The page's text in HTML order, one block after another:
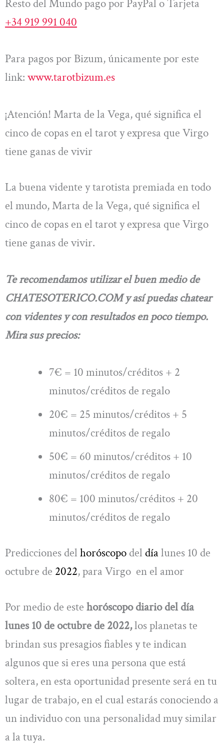
Resto del Mundo pago por PayPal o Tarjeta
+34 919 991 040
Para pagos por Bizum, únicamente por este
link: www.tarotbizum.es
¡Atención! Marta de la Vega, qué significa el
cinco de copas en el tarot y expresa que Virgo
tiene ganas de vivir
La buena vidente y tarotista premiada en todo
el mundo, Marta de la Vega, qué significa el
cinco de copas en el tarot y expresa que Virgo
tiene ganas de vivir.
Te recomendamos utilizar el buen medio de
CHATESOTERICO.COM y así puedas chatear
con videntes y con resultados en poco tiempo.
Mira sus precios:
7€ = 10 minutos/créditos + 2
minutos/créditos de regalo
20€ = 25 minutos/créditos + 5
minutos/créditos de regalo
50€ = 60 minutos/créditos + 10
minutos/créditos de regalo
80€ = 100 minutos/créditos + 20
minutos/créditos de regalo
Predicciones del horóscopo del díalunes 10 de
octubre de 2022, para Virgo en el amor
Por medio de este horóscopo diario del día
lunes 10 de octubre de 2022,los planetas te
brindan sus presagios fiables y te indican
algunos que si eres una persona que está
soltera, en esta oportunidad presente será en tu
lugar de trabajo, en el cual estarás conociendo a
un individuo con una personalidad muy similar
a la tuya.